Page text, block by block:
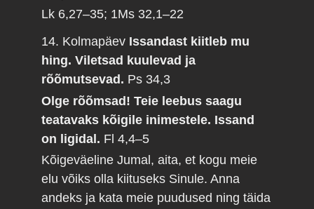
Lk 6,27–35; 1Ms 32,1–22
14. Kolmapäev Issandast kiitleb mu
hing. Viletsad kuulevad ja
rõõmutsevad. Ps 34,3
Olge rõõmsad! Teie leebus saagu
teatavaks kõigile inimestele. Issand
on ligidal. Fl 4,4–5
Kõigeväeline Jumal, aita, et kogu meie
elu võiks olla kiituseks Sinule. Anna
andeks ja kata meie puudused ning täida